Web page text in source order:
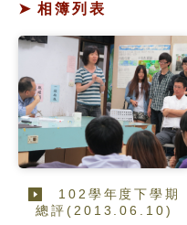
相簿列表
102學年度下學期
總評(2013.06.10)